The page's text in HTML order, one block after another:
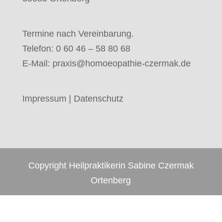
Termine nach Vereinbarung.
Telefon: 0 60 46 – 58 80 68
E-Mail: praxis@homoeopathie-czermak.de
Impressum Datenschutz
Copyright Heilpraktikerin Sabine Czermak
Ortenberg